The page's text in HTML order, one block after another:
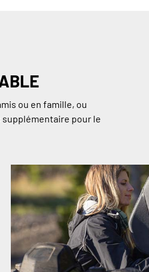
ou en famille, ou
supplémentaire pour le